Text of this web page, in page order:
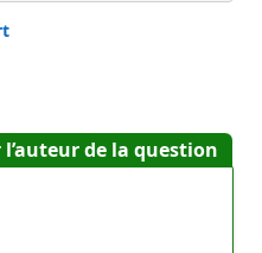
l’auteur de la question